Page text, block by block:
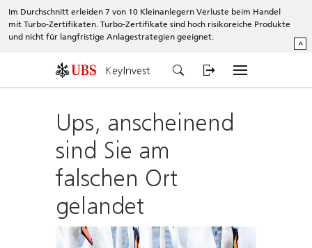
Im Durchschnitt erleiden 7 von 10 Kleinanlegern Verluste beim Handel
mit Turbo-Zertifikaten. Turbo-Zertifikate sind hoch risikoreiche Produkte
und nicht für langfristige Anlagestrategien geeignet.
^
KeyInvest
Ups, anscheinend
sind Sie am
falschen Ort
gelandet